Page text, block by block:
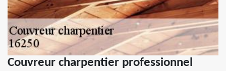
Couvreur charpentier professionnel